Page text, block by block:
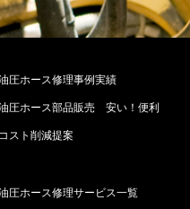
圧ホース修理事例実績
圧ホース部品販売 安い！便利
コスト削減提案
圧ホース修理サービス一覧